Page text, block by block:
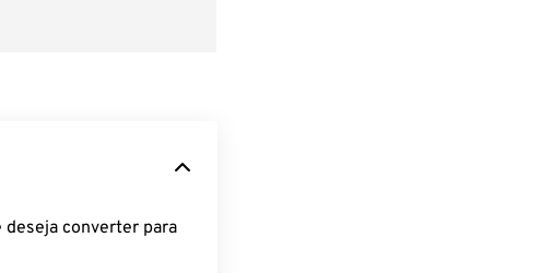
deseja converter para